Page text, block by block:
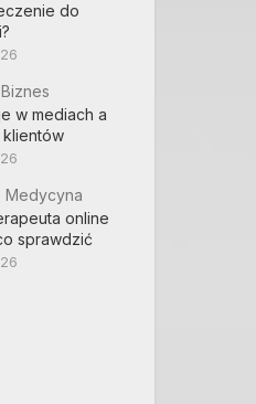
do
w mediach a
klientów
Medycyna
online
sprawdzić